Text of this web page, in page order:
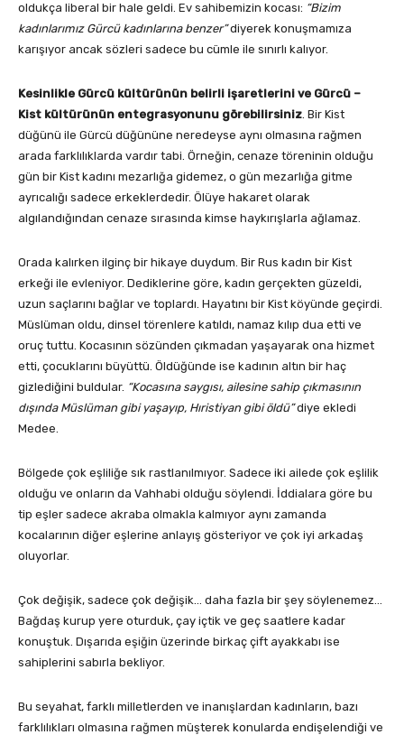
oldukça liberal bir hale geldi. Ev sahibemizin kocası: “Bizim
kadınlarımız Gürcü kadınlarına benzer”diyerek konuşmamıza
karışıyor ancak sözleri sadece bu cümle ile sınırlı kalıyor.
Kesinlikle Gürcü kültürünün belirli işaretlerini ve Gürcü –
Kist kültürünün entegrasyonunu görebilirsiniz. Bir Kist
düğünü ile Gürcü düğününe neredeyse aynı olmasına rağmen
arada farklılıklarda vardır tabi. Örneğin, cenaze töreninin olduğu
gün bir Kist kadını mezarlığa gidemez, o gün mezarlığa gitme
ayrıcalığı sadece erkeklerdedir. Ölüye hakaret olarak
algılandığından cenaze sırasında kimse haykırışlarla ağlamaz.
Orada kalırken ilginç bir hikaye duydum. Bir Rus kadın bir Kist
erkeği ile evleniyor. Dediklerine göre, kadın gerçekten güzeldi,
uzun saçlarını bağlar ve toplardı. Hayatını bir Kist köyünde geçirdi.
Müslüman oldu, dinsel törenlere katıldı, namaz kılıp dua etti ve
oruç tuttu. Kocasının sözünden çıkmadan yaşayarak ona hizmet
etti, çocuklarını büyüttü. Öldüğünde ise kadının altın bir haç
gizlediğini buldular. “Kocasına saygısı, ailesine sahip çıkmasının
dışında Müslüman gibi yaşayıp, Hıristiyan gibi öldü”diye ekledi
Medee.
Bölgede çok eşliliğe sık rastlanılmıyor. Sadece iki ailede çok eşlilik
olduğu ve onların da Vahhabi olduğu söylendi. İddialara göre bu
tip eşler sadece akraba olmakla kalmıyor aynı zamanda
kocalarının diğer eşlerine anlayış gösteriyor ve çok iyi arkadaş
oluyorlar.
Çok değişik, sadece çok değişik… daha fazla bir şey söylenemez…
Bağdaş kurup yere oturduk, çay içtik ve geç saatlere kadar
konuştuk. Dışarıda eşiğin üzerinde birkaç çift ayakkabı ise
sahiplerini sabırla bekliyor.
Bu seyahat, farklı milletlerden ve inanışlardan kadınların, bazı
farklılıkları olmasına rağmen müşterek konularda endişelendiği ve